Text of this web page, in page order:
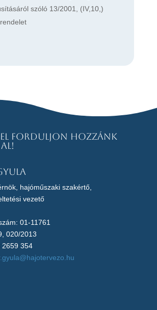
szóló 13/2001, (IV,10,)
forduljon hozzánk
hajóműszaki szakértő,
vezető
01-11761
020/2013
2659 354